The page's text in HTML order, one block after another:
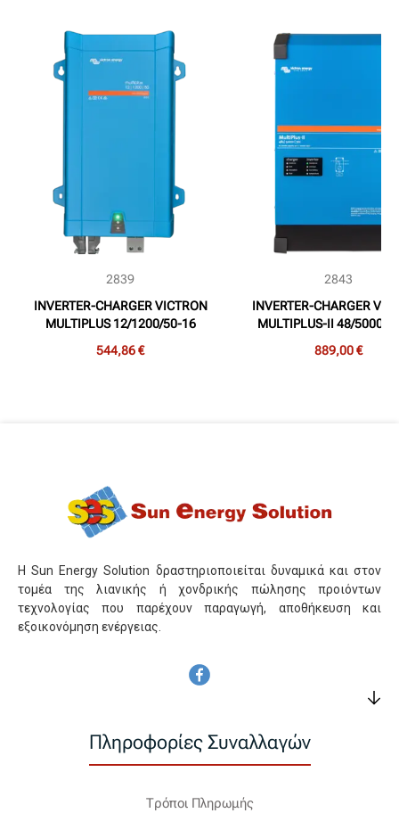
2839
INVERTER-CHARGER VICTRON
MULTIPLUS 12/1200/50-16
544,86 €
2843
INVERTER-CHARGER
MULTIPLUS-II 48/5000/
889,00 €
Η Sun Energy Solution δραστηριοποιείται δυναμικά και στον
τομέα της λιανικής ή χονδρικής πώλησης προιόντων
τεχνολογίας που παρέχουν παραγωγή, αποθήκευση και
εξοικονόμηση ενέργειας.
Πληροφορίες Συναλλαγών
Τρόποι Πληρωμής